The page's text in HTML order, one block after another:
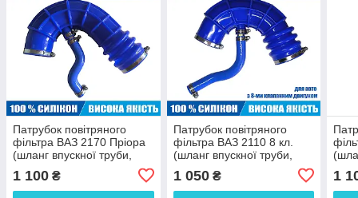
Патрубок повітряного
фільтра ВАЗ 2170 Пріора
(шланг впускної труби,
сапуном та хомутами
2112-1148035
1 100 ₴
Патрубок повітряного
фільтра ВАЗ 2110 8 кл.
(шланг впускної труби,
хомутами силіконовий
2111-1148035 Чехія
1 050₴ 1